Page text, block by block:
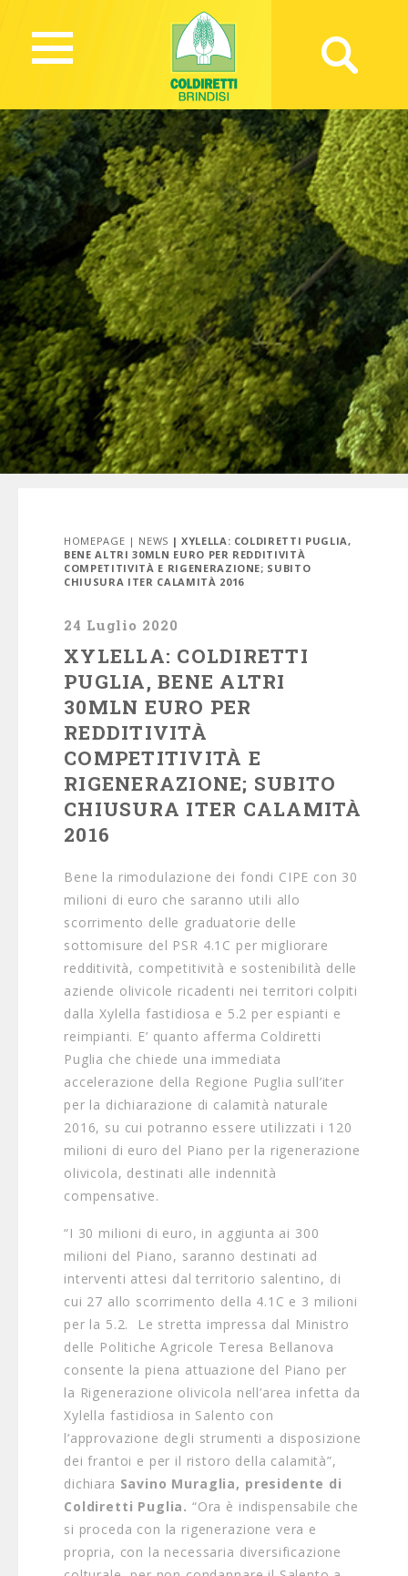
HOMEPAGE | NEWS | XYLELLA: COLDIRETTI PUGLIA,
BENE ALTRI 30MLN EURO PER REDDITIVITÀ
COMPETITIVITÀ E RIGENERAZIONE; SUBITO
CHIUSURA ITER CALAMITÀ 2016
24 Luglio 2020
XYLELLA: COLDIRETTI
PUGLIA, BENE ALTRI
30MLN EURO PER
REDDITIVITÀ
COMPETITIVITÀ E
RIGENERAZIONE; SUBITO
CHIUSURA ITER CALAMITÀ
2016
Bene la rimodulazione dei fondi CIPE con 30
milioni di euro che saranno utili allo
scorrimento delle graduatorie delle
sottomisure del PSR 4.1C per migliorare
redditività, competitività e sostenibilità delle
aziende olivicole ricadenti nei territori colpiti
dalla Xylella fastidiosa e 5.2 per espianti e
reimpianti. E’ quanto afferma Coldiretti
Puglia che chiede una immediata
accelerazione della Regione Puglia sull’iter
per la dichiarazione di calamità naturale
2016, su cui potranno essere utilizzati i 120
milioni di euro del Piano per la rigenerazione
olivicola, destinati alle indennità
compensative.
“I 30 milioni di euro, in aggiunta ai 300
milioni del Piano, saranno destinati ad
interventi attesi dal territorio salentino, di
cui 27 allo scorrimento della 4.1C e 3 milioni
per la 5.2. Le stretta impressa dal Ministro
delle Politiche Agricole Teresa Bellanova
consente la piena attuazione del Piano per
la Rigenerazione olivicola nell’area infetta da
Xylella fastidiosa in Salento con
l’approvazione degli strumenti a disposizione
dei frantoi e per il ristoro della calamità”,
dichiara Savino Muraglia, presidente di
Coldiretti Puglia. “Ora è indispensabile che
si proceda con la rigenerazione vera e
propria, con la necessaria diversificazione